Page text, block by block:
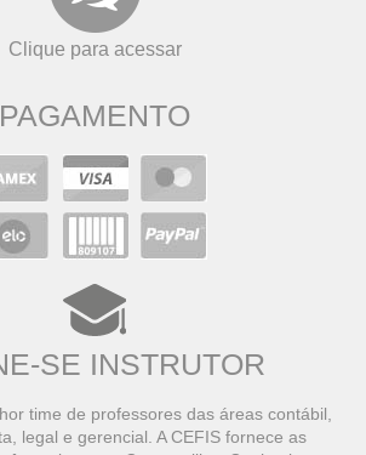
Clique para acessar
PAGAMENTO
SE INSTRUTOR
time de professores das áreas contábil,
legal e gerencial. A CEFIS fornece as